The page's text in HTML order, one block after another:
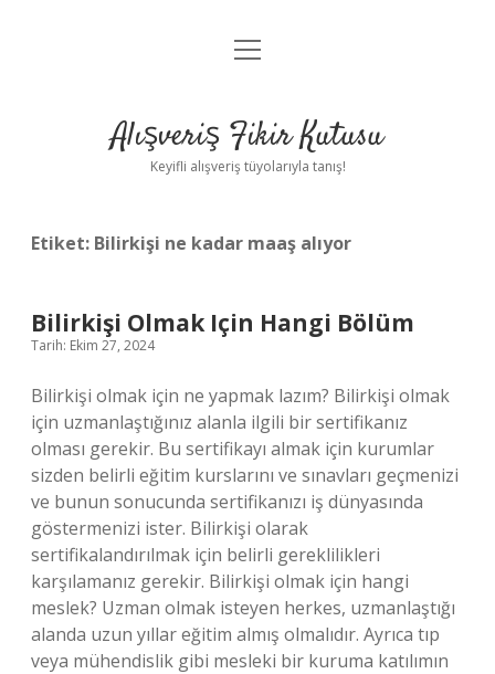
Anasayfa
Yasal Uyarı
menüyü
Alışveriş Fikir Kutusu
Keyifli alışveriş tüyolarıyla tanış!
Etiket: Bilirkişi ne kadar maaş alıyor
Bilirkişi Olmak Için Hangi Bölüm
Tarih: Ekim 27, 2024
Bilirkişi olmak için ne yapmak lazım? Bilirkişi olmak
için uzmanlaştığınız alanla ilgili bir sertifikanız
olması gerekir. Bu sertifikayı almak için kurumlar
sizden belirli eğitim kurslarını ve sınavları geçmenizi
ve bunun sonucunda sertifikanızı iş dünyasında
göstermenizi ister. Bilirkişi olarak
sertifikalandırılmak için belirli gereklilikleri
karşılamanız gerekir. Bilirkişi olmak için hangi
meslek? Uzman olmak isteyen herkes, uzmanlaştığı
alanda uzun yıllar eğitim almış olmalıdır. Ayrıca tıp
veya mühendislik gibi mesleki bir kuruma katılımın